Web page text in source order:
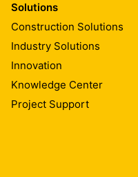
Solutions
Construction Solutions
Industry Solutions
Innovation
Knowledge Center
Project Support